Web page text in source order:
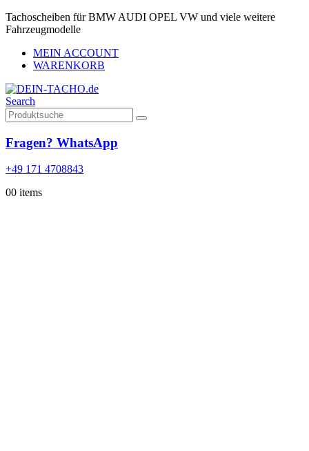
Tachoscheiben für BMW AUDI OPEL VW und viele weitere
Fahrzeugmodelle
MEIN ACCOUNT
WARENKORB
Search
Fragen? WhatsApp
+49 171 4708843
00 items